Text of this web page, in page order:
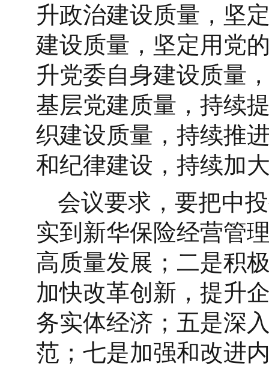
升政治建设质量，坚
建设质量，坚定用党
升党委自身建设质量
基层党建质量，持续
织建设质量，持续推
和纪律建设，持续加
会议要求，要把中
实到新华保险经营管
高质量发展；二是积
加快改革创新，提升
务实体经济；五是深
范；七是加强和改进